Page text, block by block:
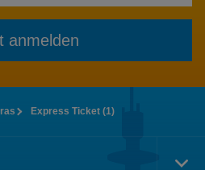
anmelden
Express Ticket (1)